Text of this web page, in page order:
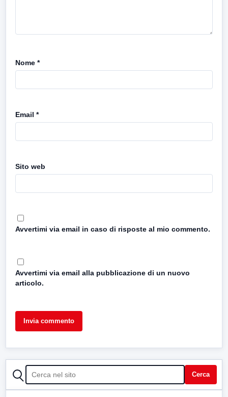
Nome *
Email *
Sito web
Avvertimi via email in caso di risposte al mio commento.
Avvertimi via email alla pubblicazione di un nuovo
articolo.
CERCA Cerca